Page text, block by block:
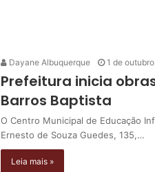
Dayane Albuquerque 1 de
Prefeitura inicia
Barros Baptista
O Centro Municipal de Educação
Ernesto de Souza Guedes, 135,…
Leia mais »